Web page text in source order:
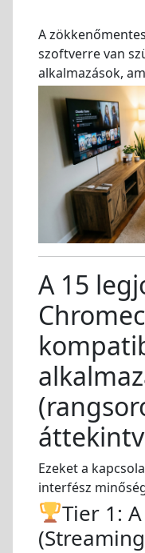
A
szoftverre van
alkalmazások,
A 15
Ezeket a
interfész
Tier 1: